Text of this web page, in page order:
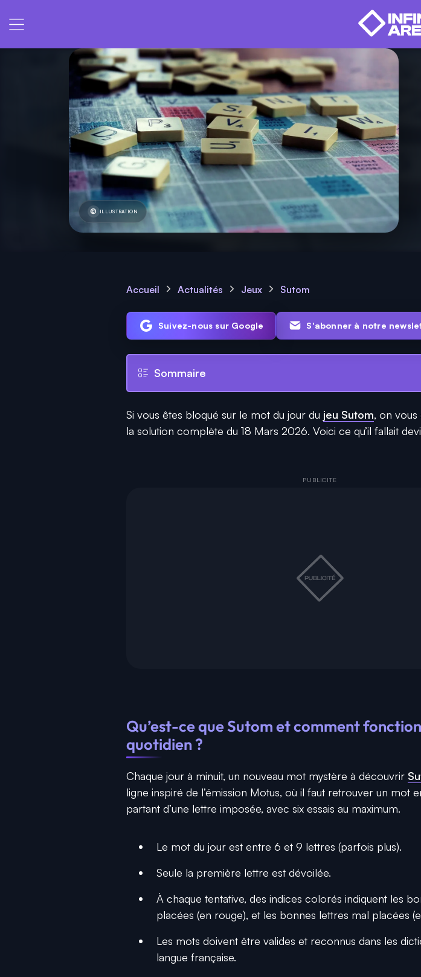
ILLUSTRATION
Accueil Actualités Jeux Sutom
Suivez-nous sur Google S'abonner à notre
Sommaire
Si vous êtes bloqué sur le mot du jour du jeu Sutom, on vous
la solution complète du 18 Mars 2026. Voici ce qu’il fallait
Qu’est-ce que Sutom et comment
quotidien ?
Chaque jour à minuit, un nouveau mot mystère à découvrir
ligne inspiré de l’émission Motus, où il faut retrouver un mot
partant d’une lettre imposée, avec six essais au maximum.
Le mot du jour est entre 6 et 9 lettres (parfois plus).
Seule la première lettre est dévoilée.
À chaque tentative, des indices colorés indiquent les
placées (en rouge), et les bonnes lettres mal placées
Les mots doivent être valides et reconnus dans les
langue française.